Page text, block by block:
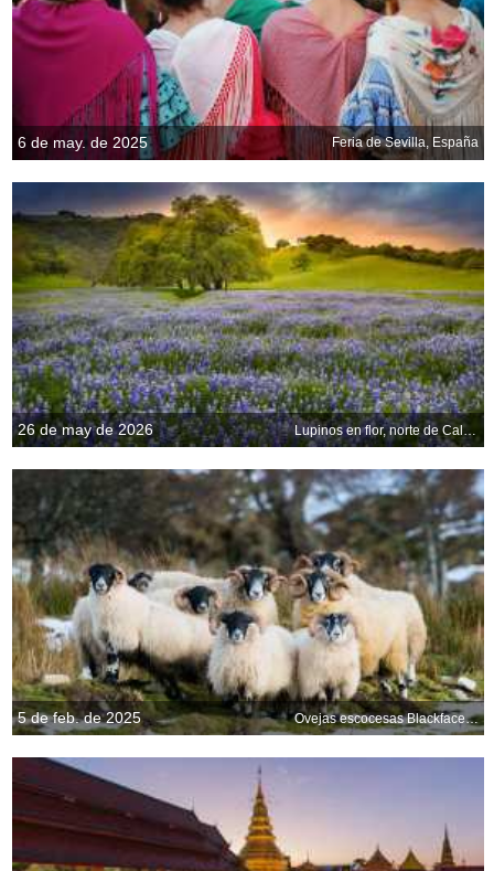
6 de may. de 2025 Feria de Sevilla, España
26 de may de 2026 Lupinos en flor, norte de California, EE. UU.
5 de feb. de 2025 Ovejas escocesas Blackface, Aberdeenshire, Escocia